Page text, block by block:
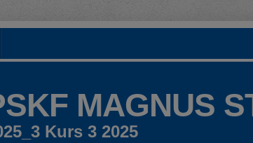
MAGNUS
Kurs 3 2025